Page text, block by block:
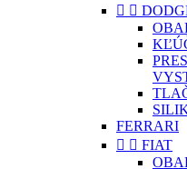
 
FERRARI
  FIAT